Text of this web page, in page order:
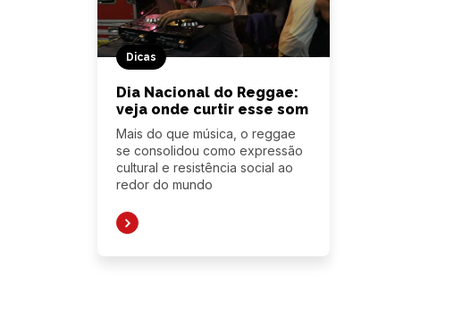
Dicas
Dia Nacional do Reggae:
veja onde curtir esse som
Mais do que música, o reggae
se consolidou como expressão
cultural e resistência social ao
redor do mundo